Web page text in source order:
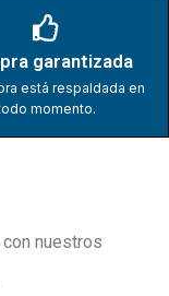
garantizada
está respaldada en
momento.
nuestros